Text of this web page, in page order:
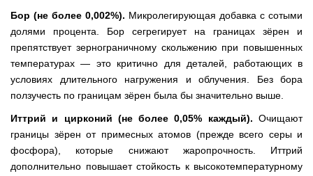
Бор (не более 0,002%). Микролегирующая добавка с сотыми
долями процента. Бор сегрегирует на границах зёрен и
препятствует зернограничному скольжению при повышенных
температурах — это критично для деталей, работающих в
условиях длительного нагружения и облучения. Без бора
ползучесть по границам зёрен была бы значительно выше.
Иттрий и цирконий (не более 0,05% каждый). Очищают
границы зёрен от примесных атомов (прежде всего серы и
фосфора), которые снижают жаропрочность. Иттрий
дополнительно повышает стойкость к высокотемпературному